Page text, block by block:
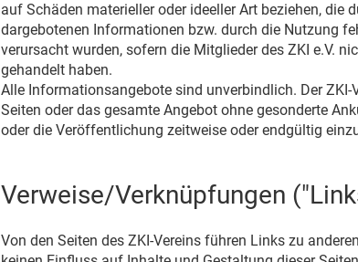
auf Schäden materieller oder ideeller Art beziehen, die
dargebotenen Informationen bzw. durch die Nutzung
verursacht wurden, sofern die Mitglieder des ZKI e.V.
gehandelt haben.
Alle Informationsangebote sind unverbindlich. Der
Seiten oder das gesamte Angebot ohne gesonderte
oder die Veröffentlichung zeitweise oder endgültig
Verweise/Verknüpfungen
Von den Seiten des ZKI-Vereins führen Links zu